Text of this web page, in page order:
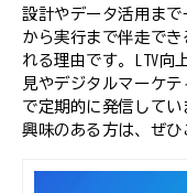
設計やデータ活用まで
から実行まで伴走で
れる理由です。LTV向
見やデジタルマーケ
で定期的に発信して
興味のある方は、ぜひ